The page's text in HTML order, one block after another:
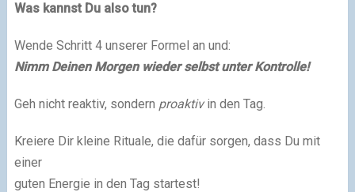
Was kannst Du also tun?
Wende Schritt 4 unserer Formel an und:
Nimm Deinen Morgen wieder selbst unter Kontrolle!
Geh nicht reaktiv, sondern proaktivin den Tag.
Kreiere Dir kleine Rituale, die dafür sorgen, dass Du mit
einer
guten Energie in den Tag startest!